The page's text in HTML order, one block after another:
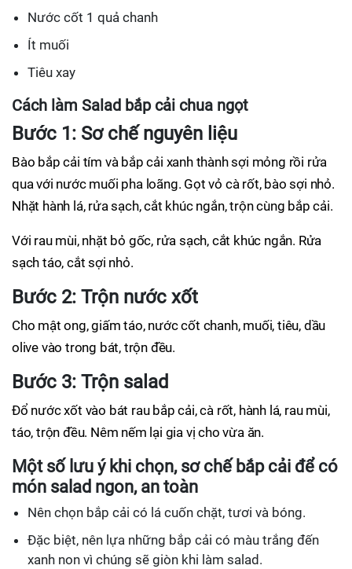
Nước cốt 1 quả chanh
Ít muối
Tiêu xay
Cách làm Salad bắp cải chua ngọt
Bước 1: Sơ chế nguyên liệu
Bào bắp cải tím và bắp cải xanh thành sợi mỏng rồi rửa
qua với nước muối pha loãng. Gọt vỏ cà rốt, bào sợi nhỏ.
Nhặt hành lá, rửa sạch, cắt khúc ngắn, trộn cùng bắp cải.
Với rau mùi, nhặt bỏ gốc, rửa sạch, cắt khúc ngắn. Rửa
sạch táo, cắt sợi nhỏ.
Bước 2: Trộn nước xốt
Cho mật ong, giấm táo, nước cốt chanh, muối, tiêu, dầu
olive vào trong bát, trộn đều.
Bước 3: Trộn salad
Đổ nước xốt vào bát rau bắp cải, cà rốt, hành lá, rau mùi,
táo, trộn đều. Nêm nếm lại gia vị cho vừa ăn.
Một số lưu ý khi chọn, sơ chế bắp cải để có
món salad ngon, an toàn
Nên chọn bắp cải có lá cuốn chặt, tươi và bóng.
Đặc biệt, nên lựa những bắp cải có màu trắng đến
xanh non vì chúng sẽ giòn khi làm salad.